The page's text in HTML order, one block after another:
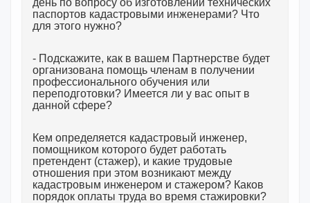
день по вопросу об изготовлении технических
паспортов кадастровыми инженерами? Что
для этого нужно?
- Подскажите, как в вашем Партнерстве будет
организована помощь членам в получении
профессионального обучения или
переподготовки? Имеется ли у вас опыт в
данной сфере?
Кем определяется кадастровый инженер,
помощником которого будет работать
претендент (стажер), и какие трудовые
отношения при этом возникают между
кадастровым инженером и стажером? Каков
порядок оплаты труда во время стажировки?